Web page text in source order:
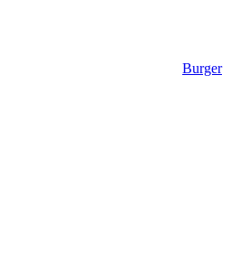
Burger